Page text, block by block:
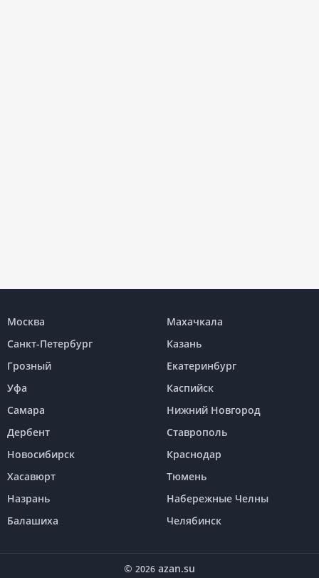
Москва
Махачкала
Санкт-Петербург
Казань
Грозный
Екатеринбург
Уфа
Каспийск
Самара
Нижний Новгород
Дербент
Ставрополь
Новосибирск
Краснодар
Хасавюрт
Тюмень
Назрань
Набережные Челны
Балашиха
Челябинск
© 2026 azan.su